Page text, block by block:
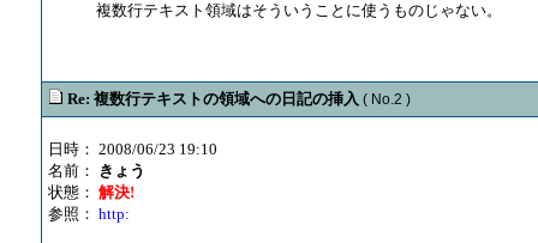
複数行テキスト領域はそういうことに使うものじゃない。
Re: 複数行テキストの領域への日記の挿入 ( No.2 )
日時： 2008/06/23 19:10
名前：
きょう
状態： 解決!
参照： http: